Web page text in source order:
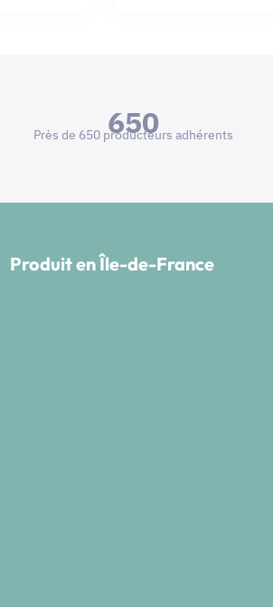
650
Près de 650 producteurs adhérents
Produit en Île-de-France